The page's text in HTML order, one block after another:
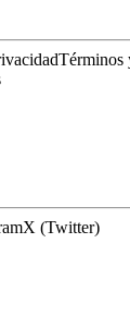
Términos
X (Twitter)